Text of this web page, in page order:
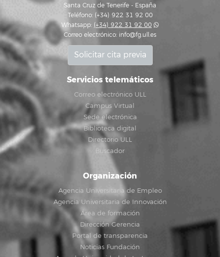
Santa Cruz de Tenerife - España
Teléfono: (+34) 922 31 92 00
Whatsapp: (+34) 922 31 92 00
Correo electrónico: info@fg.ull.es
Solicitar cita previa
Servicios telemáticos
Correo electrónico ULL
Campus Virtual
Sede electrónica
Biblioteca digital
Directorio ULL
Buscador
Organización
Agencia Universitaria de Empleo
Agencia Universitaria de Innovación
Área de formación
Dirección Gerencia
Portal de transparencia
Noticias Fundación